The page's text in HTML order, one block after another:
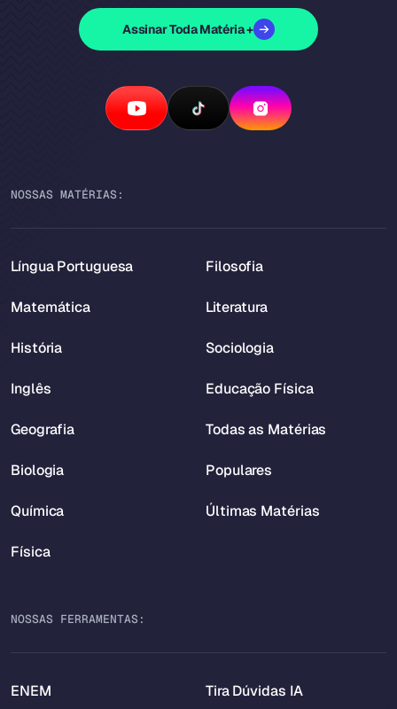
Assinar Toda Matéria +
NOSSAS MATÉRIAS:
Língua Portuguesa
Matemática
História
Inglês
Geografia
Biologia
Química
Física
Filosofia
Literatura
Sociologia
Educação Física
Todas as Matérias
Populares
Últimas Matérias
NOSSAS FERRAMENTAS:
ENEM Tira Dúvidas IA